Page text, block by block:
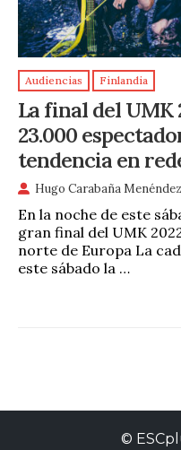
Audiencias Finlandia
La final del UMK
23.000
tendencia en
Hugo Carabaña Menéndez
En la noche de este
gran final del UMK
norte de Europa La
este sábado la …
©